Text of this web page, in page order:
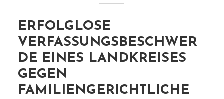
ERFOLGLOSE
VERFASSUNGSBESCHWER
DE EINES LANDKREISES
GEGEN
FAMILIENGERICHTLICHE